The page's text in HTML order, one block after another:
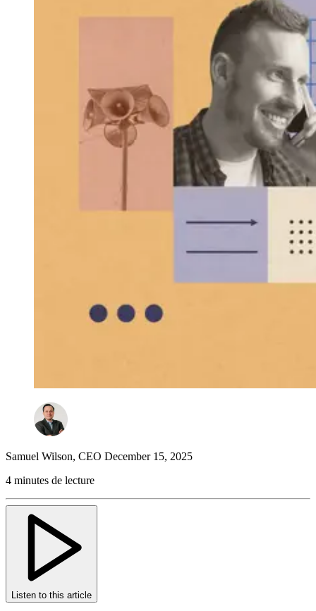
Samuel Wilson, CEO December 15, 2025
4 minutes de lecture
Listen to this article